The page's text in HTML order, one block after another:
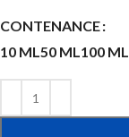
CONTENANCE
10 ML50 ML100 ML